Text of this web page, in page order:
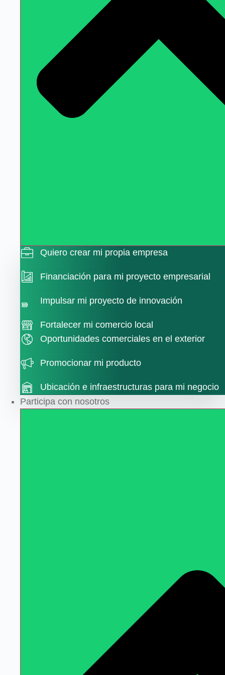
Quiero crear mi propia empresa
Financiación para mi proyecto empresarial
Impulsar mi proyecto de innovación
Fortalecer mi comercio local
Oportunidades comerciales en el exterior
Promocionar mi producto
Ubicación e infraestructuras para mi negocio
Participa con nosotros